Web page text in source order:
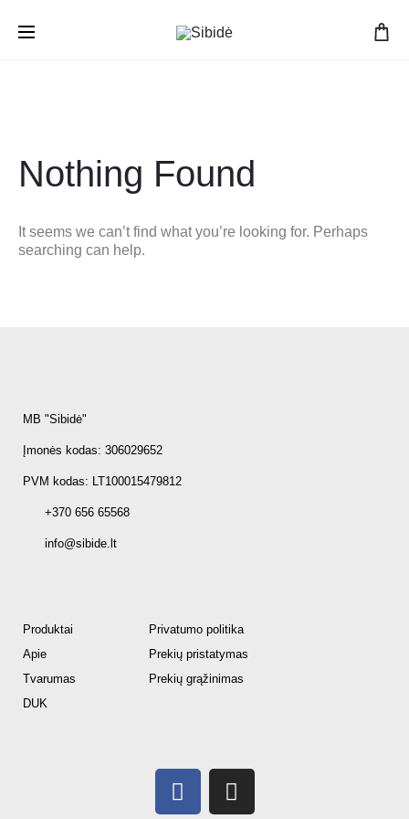
Nothing Found
It seems we can’t find what you’re looking for. Perhaps
searching can help.
MB "Sibidė"
Įmonės kodas: 306029652
PVM kodas: LT100015479812
+370 656 65568
info@sibide.lt
Produktai
Apie
Tvarumas
DUK
Privatumo politika
Prekių pristatymas
Prekių grąžinimas